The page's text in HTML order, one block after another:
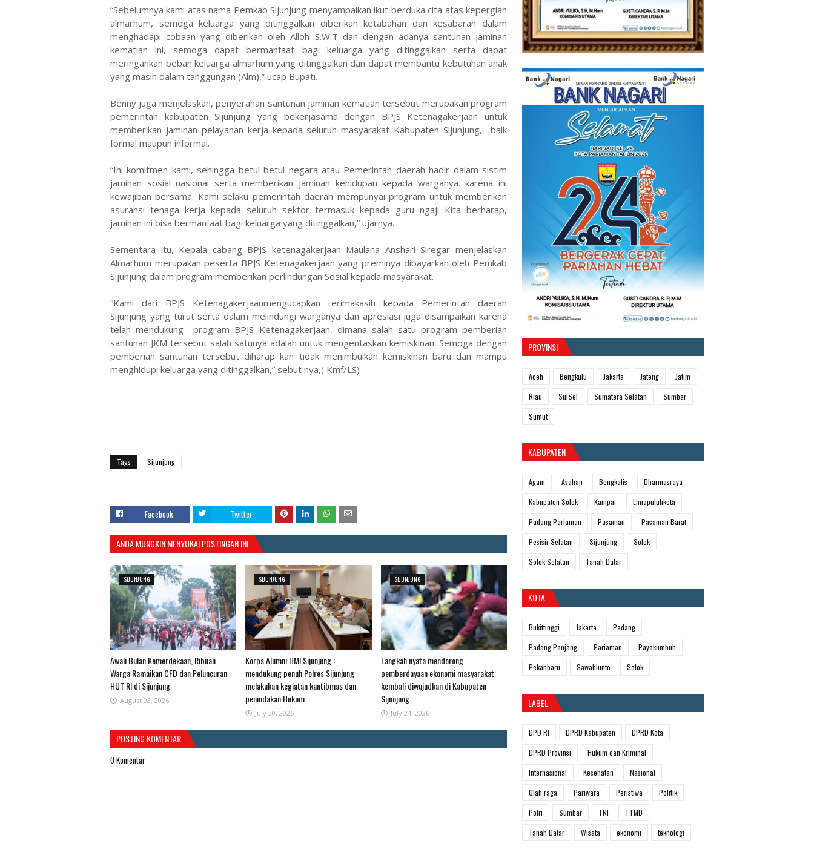
“Sebelumnya kami atas nama Pemkab Sijunjung menyampaikan ikut berduka cita atas kepergian
almarhum, semoga keluarga yang ditinggalkan diberikan ketabahan dan kesabaran dalam
menghadapi cobaan yang diberikan oleh Alloh S.W.T dan dengan adanya santunan jaminan
kematian ini, semoga dapat bermanfaat bagi keluarga yang ditinggalkan serta dapat
meringankan beban keluarga almarhum yang ditinggalkan dan dapat membantu kebutuhan anak
yang masih dalam tanggungan (Alm),” ucap Bupati.
Benny juga menjelaskan, penyerahan santunan jaminan kematian tersebut merupakan program
pemerintah kabupaten Sijunjung yang bekerjasama dengan BPJS Ketenagakerjaan untuk
memberikan jaminan pelayanan kerja kepada seluruh masyarakat Kabupaten Sijunjung, baik
formal maupun informal.
“Ini komitmen kami, sehingga betul betul negara atau Pemerintah daerah hadir dalam sistim
jaminan sosial nasional serta memberikan jaminan kehidupan kepada warganya. karena ini
kewajiban bersama. Kami selaku pemerintah daerah mempunyai program untuk memberikan
asuransi tenaga kerja kepada seluruh sektor termasuk kepada guru ngaji Kita berharap,
jaminan ini bisa bermanfaat bagi keluarga yang ditinggalkan,” ujarnya.
Sementara itu, Kepala cabang BPJS ketenagakerjaan Maulana Anshari Siregar menjelaskan
Almarhum merupakan peserta BPJS Ketenagakerjaan yang preminya dibayarkan oleh Pemkab
Sijunjung dalam program memberikan perlindungan Sosial kepada masyarakat.
“Kami dari BPJS Ketenagakerjaanmengucapkan terimakasih kepada Pemerintah daerah
Sijunjung yang turut serta dalam melindungi warganya dan apresiasi juga disampaikan karena
telah mendukung program BPJS Ketenagakerjaan, dimana salah satu program pemberian
santunan JKM tersebut salah satunya adalah untuk mengentaskan kemiskinan. Semoga dengan
pemberian santunan tersebut diharap kan tidak menimbulkan kemiskinan baru dan mampu
menghidupi keluarga yang ditinggalkan,” sebut nya,( Kmf/LS)
Tags Sijunjung
Facebook Twitter
ANDA MUNGKIN MENYUKAI POSTINGAN INI
SIJUNJUNG
Awali Bulan Kemerdekaan, Ribuan
Warga Ramaikan CFD dan Peluncuran
HUT RI di Sijunjung
August 03, 2026
SIJUNJUNG
Korps Alumni HMI Sijunjung :
mendukung penuh Polres Sijunjung
melakukan kegiatan kantibmas dan
penindakan Hukum
July 30, 2026
SIJUNJUNG
Langkah nyata mendorong
pemberdayaan ekonomi masyarakat
kembali diwujudkan di Kabupaten
Sijunjung
July 24, 2026
POSTING KOMENTAR
0 Komentar
PROVINSI
Aceh Bengkulu Jakarta Jateng
Jatim
Riau
SulSel Sumatera Selatan
Sumbar
Sumut
KABUPATEN
Agam Asahan Bengkalis
Dharmasraya
Kabupaten Solok
Kampar
Limapuluhkota
Padang Pariaman
Pasaman
Pasaman Barat
Pesisir Selatan
Sijunjung
Solok
Solok Selatan
Tanah Datar
KOTA
Bukittinggi Jakarta
Padang
Padang Panjang
Pariaman
Payakumbuh
Pekanbaru
Sawahlunto Solok
LABEL
DPD RI DPRD Kabupaten
DPRD Kota
DPRD Provinsi
Hukum dan Kriminal
Internasional
Kesehatan
Nasional
Olah raga
Pariwara Peristiwa
Politik
Polri
Sumbar TNI
TTMD
Tanah Datar
Wisata ekonomi teknologi